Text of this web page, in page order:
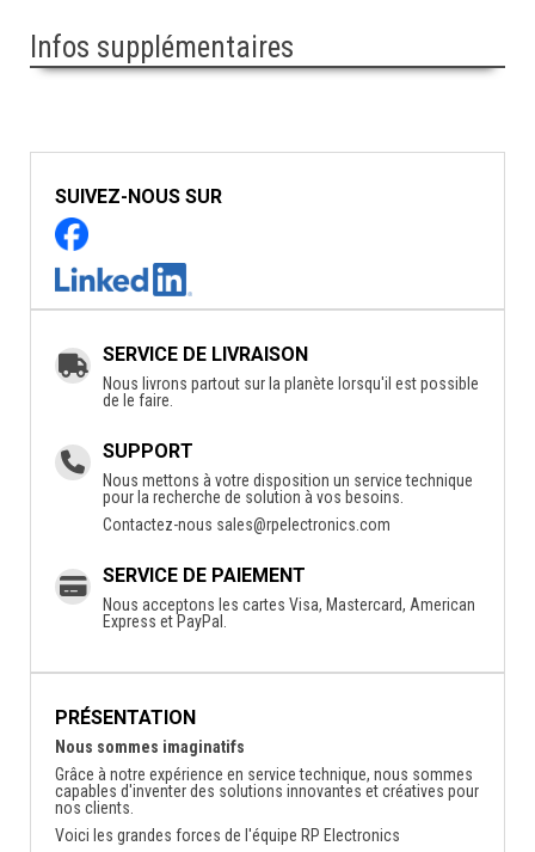
Infos supplémentaires
SUIVEZ-NOUS SUR
SERVICE DE LIVRAISON
Nous livrons partout sur la planète lorsqu'il est possible
de le faire.
SUPPORT
Nous mettons à votre disposition un service technique
pour la recherche de solution à vos besoins.
Contactez-nous sales@rpelectronics.com
SERVICE DE PAIEMENT
Nous acceptons les cartes Visa, Mastercard, American
Express et PayPal.
PRÉSENTATION
Nous sommes imaginatifs
Grâce à notre expérience en service technique, nous sommes
capables d'inventer des solutions innovantes et créatives pour
nos clients.
Voici les grandes forces de l'équipe RP Electronics